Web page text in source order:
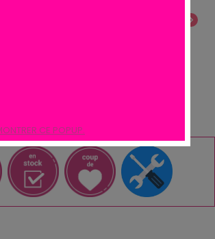
chevron_right
CE POPUP.